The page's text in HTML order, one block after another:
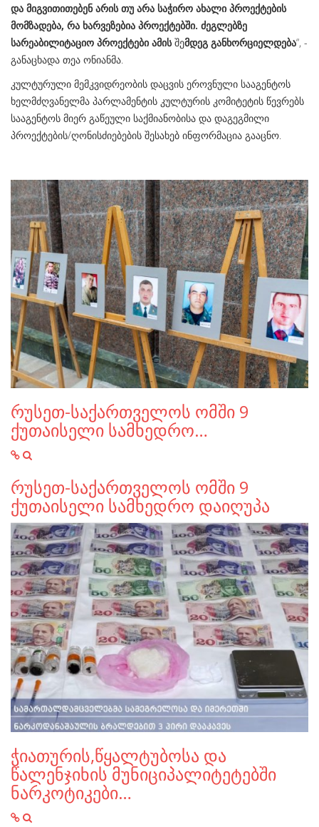
და მიგვითითებენ არის თუ არა საჭირო ახალი პროექტების
მომზადება, რა ხარვეზებია პროექტებში. ძეგლებზე
სარეაბილიტაციო პროექტები ამისშემდეგ განხორციელდება“, -
განაცხადა თეა ონიანმა.
კულტურული მემკვიდრეობის დაცვის ეროვნული სააგენტოს
ხელმძღვანელმა პარლამენტის კულტურის კომიტეტის წევრებს
სააგენტოს მიერ გაწეული საქმიანობისა და დაგეგმილი
პროექტების/ღონისძიებების შესახებ ინფორმაცია გააცნო.
რუსეთ-საქართველოს ომში 9
ქუთაისელი სამხედრო…
რუსეთ-საქართველოს ომში 9
ქუთაისელი სამხედრო დაიღუპა
ჭიათურის,წყალტუბოსა და
წალენჯიხის მუნიციპალიტეტებში
ნარკოტიკები…